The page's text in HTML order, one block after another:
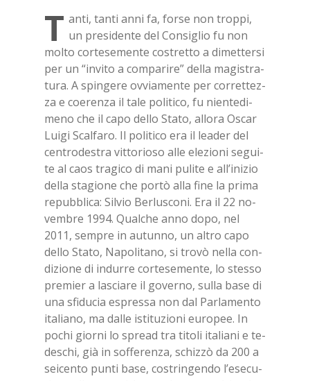
T an­ti, tan­ti anni fa, for­se non trop­pi,
un pre­si­den­te del Con­si­glio fu non
mol­to cor­te­se­men­te co­stret­to a di­met­ter­si
per un “in­vi­to a com­pa­ri­re” del­la ma­gi­stra­
tu­ra. A spin­ge­re ov­via­men­te per cor­ret­tez­
za e coe­ren­za il tale po­li­ti­co, fu nien­te­di­
me­no che il capo del­lo Sta­to, al­lo­ra Oscar
Lui­gi Scal­fa­ro. Il po­li­ti­co era il lea­der del
cen­tro­de­stra vit­to­rio­so alle ele­zio­ni se­gui­
te al caos tra­gi­co di mani pu­li­te e al­l’i­ni­zio
del­la sta­gio­ne che por­tò alla fine la pri­ma
re­pub­bli­ca: Sil­vio Ber­lu­sco­ni. Era il 22 no­
vem­bre 1994. Qual­che anno dopo, nel
2011, sem­pre in au­tun­no, un al­tro capo
del­lo Sta­to, Na­po­li­ta­no, si tro­vò nel­la con­
di­zio­ne di in­dur­re cor­te­se­men­te, lo stes­so
pre­mier a la­scia­re il go­ver­no, sul­la base di
una sfi­du­cia espres­sa non dal Par­la­men­to
ita­lia­no, ma dal­le isti­tu­zio­ni eu­ro­pee. In
po­chi gior­ni lo spread tra ti­to­li ita­lia­ni e te­
de­schi, già in sof­fe­ren­za, schiz­zò da 200 a
sei­cen­to pun­ti base, co­strin­gen­do l’e­se­cu­